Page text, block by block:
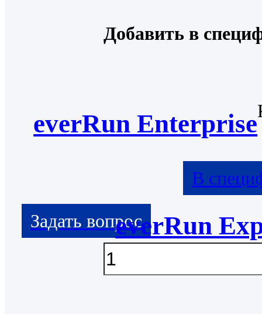
everRun Enterprise
В
everRun
Добавить в